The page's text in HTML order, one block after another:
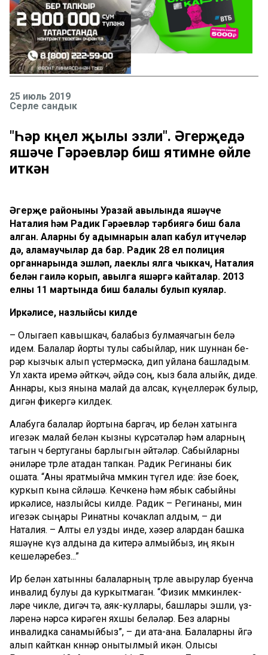
25 июль 2019
Серле сандык
"Һәр күңел җылы эзли". Әгерҗедә
яшәүче Гәрәевләр биш ятимне өйле
иткән
Әгерҗе районының Ура­зай авылында яшәүче
Наталия һәм Радик Гәрәевләр тәрбиягә биш бала
алган. Аларның бу адымнарын аңлап кабул итүчеләр
дә, аңламаучылар да бар. Радик 28 ел полиция
органнарында эшләп, лаеклы ялга чыккач, Наталия
белән гаилә корып, авылга яшәргә кайталар. 2013
елның 11 мартында биш балалы булып куялар.
Иркәлисе, назлыйсы килде
– Олыгаеп кавышкач, ба­лабыз булмаячагын белә
идем. Балалар йорты тулы сабыйлар, ник шуннан бе­
рәр кызчык алып үстер­мәс­кә, дип уйлана башладым.
Ул хакта иремә әйткәч, әйдә соң, кыз бала алыйк, диде.
Аннары, кыз янына малай да алсак, күңеллерәк булыр,
дигән фикергә килдек.
Алабуга балалар йортына баргач, ир белән хатынга
игезәк малай белән кызны күрсәтәләр һәм аларның
тагын өч бертуганы барлыгын әйтәләр. Сабыйларны
әни­ләре төрле атадан тапкан. Радик Регинаны бик
ошата. “Аны яратмыйча мөмкин түгел иде: йөзе боек,
куркып кына сөйләшә. Кечкенә һәм ябык сабыйны
иркәлисе, наз­лыйсы килде. Радик – Регинаны, мин
игезәк сыңары Ринатны кочаклап алдым, – ди
Наталия. – Алты ел узды инде, хәзер алардан башка
яшәү­не күз алдына да китерә алмыйбыз, иң якын
кеше­ләребез...”
Ир белән хатынны бала­ларның төрле авырулар буенча
инвалид булуы да куркытмаган. “Физик мөмкин­лек­
ләре чикле, дигәч тә, аяк-куллары, башлары эшли, үз­
ләренә нәрсә кирәген яхшы беләләр. Без аларны
инвалидка санамыйбыз”, – ди ата-ана. Балаларны өйгә
алып кайткан көннәр онытылмый икән. Олысы